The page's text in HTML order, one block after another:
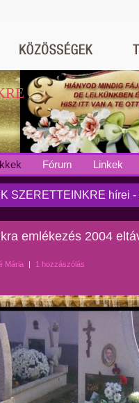
Fórum Linkek
SZERETTEINKRE hírei -
emlékezés 2004
Mária | 1 hozzászólás